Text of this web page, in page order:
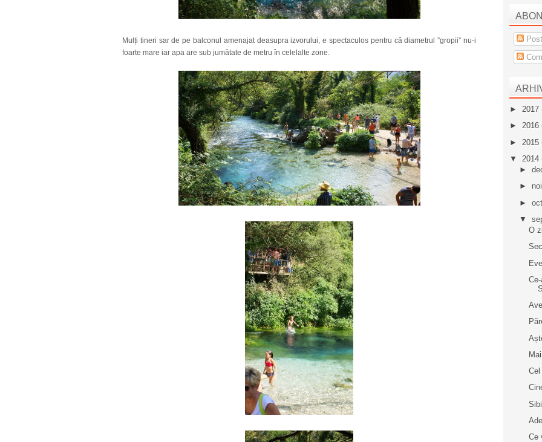
Mulți tineri sar de pe balconul amenajat deasupra izvorului, e spectaculos pentru că diametrul ”gropii” nu-i
foarte mare iar apa are sub jumătate de metru în celelalte zone.
► 2017
► 2016
► 2015
▼ 2014
►
►
►
▼
O
Ce